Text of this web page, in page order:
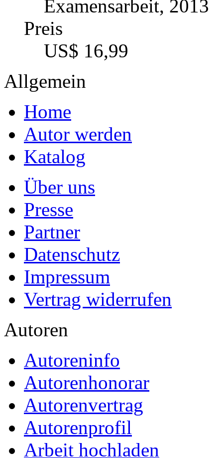
Examensarbeit, 2013
Preis
US$ 16,99
Allgemein
Home
Autor werden
Katalog
Über uns
Presse
Partner
Datenschutz
Impressum
Vertrag widerrufen
Autoren
Autoreninfo
Autorenhonorar
Autorenvertrag
Autorenprofil
Arbeit hochladen